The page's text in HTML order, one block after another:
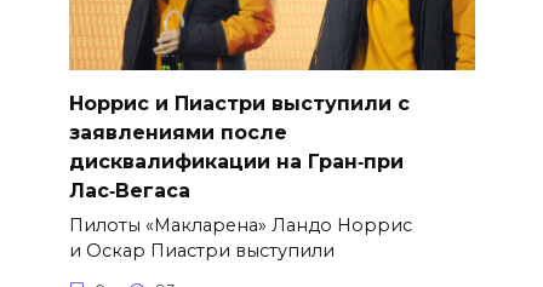
Норрис и Пиастри выступили с
заявлениями после
дисквалификации на Гран‑при
Лас‑Вегаса
Пилоты «Макларена» Ландо Норрис
и Оскар Пиастри выступили